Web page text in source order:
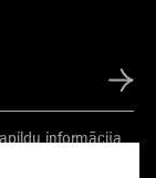
informācija